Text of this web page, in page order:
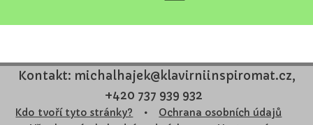
Kontakt: michalhajek@klavirniinspiromat.cz,
+420 737 939 932
Kdo tvoří tyto stránky? •
Ochrana osobních údajů